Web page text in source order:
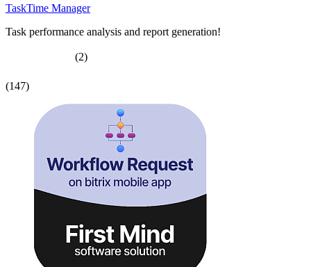
TaskTime Manager
Task performance analysis and report generation!
(2)
(147)